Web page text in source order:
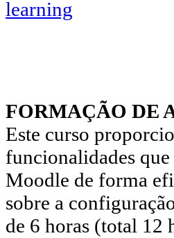
FORMAÇÃO DE
Este curso
funcionalidades
Moodle de forma
sobre a
de 6 horas (total 12